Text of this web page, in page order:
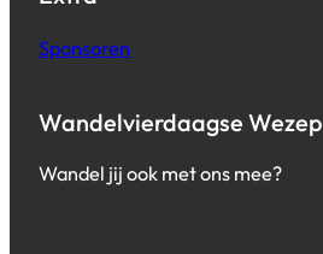
Sponsoren
Wandelvierdaagse Wezep
Wandel jij ook met ons mee?